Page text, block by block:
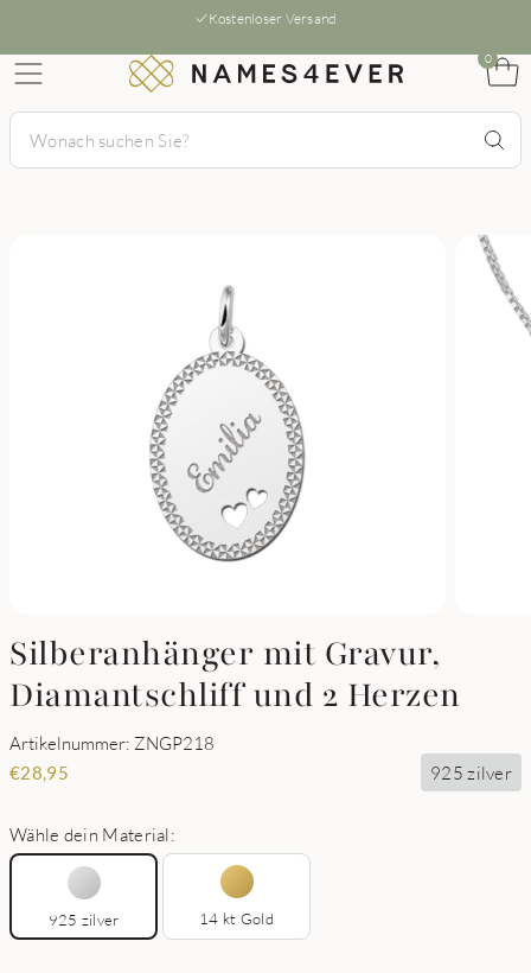
Kostenloser Versand
0
Silberanhänger mit Gravur,
Diamantschliff und 2 Herzen
Artikelnummer: ZNGP218
€28,95 925 zilver
Wähle dein Material:
925 zilver 14 kt Gold